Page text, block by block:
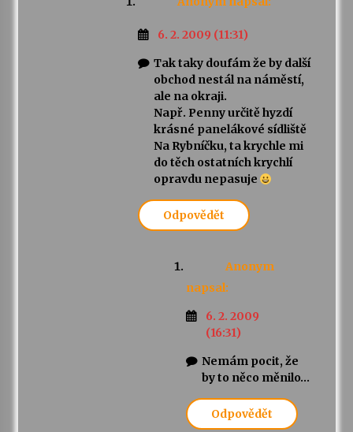
6. 2. 2009 (11:31)
Tak taky doufám že by další
obchod nestál na náměstí,
ale na okraji.
Např. Penny určitě hyzdí
krásné panelákové sídliště
Na Rybníčku, ta krychle mi
do těch ostatních krychlí
opravdu nepasuje
Odpovědět
Anonym
napsal:
6. 2. 2009
(16:31)
Nemám pocit, že
by to něco měnilo…
Odpovědět